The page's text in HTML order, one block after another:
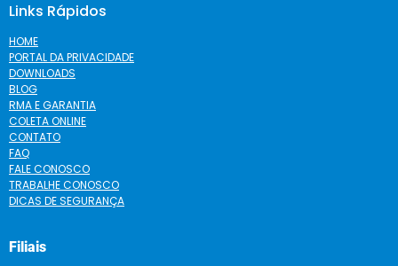
Links Rápidos
HOME
PORTAL DA PRIVACIDADE
DOWNLOADS
BLOG
RMA E GARANTIA
COLETA ONLINE
CONTATO
FAQ
FALE CONOSCO
TRABALHE CONOSCO
DICAS DE SEGURANÇA
Filiais